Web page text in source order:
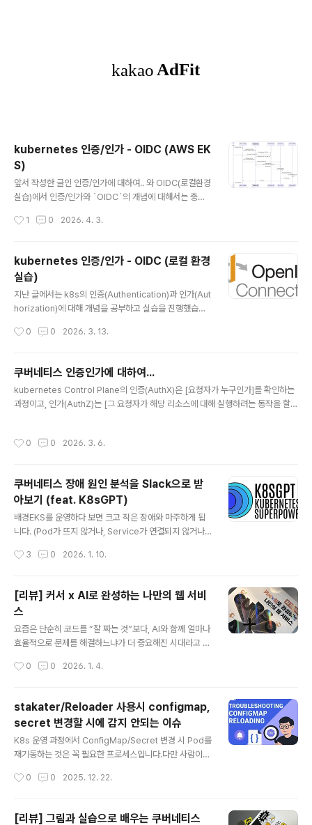
kubernetes 인증/인가 - OIDC (AWS EK
S)
앞서 작성한 글인 인증/인가에 대하여.. 와 OIDC(로컬환경
실습)에서 인증/인가와 `OIDC`의 개념에 대해서는 충분
경이다보니 실무에서 사용하듯이 외부 `idP`를 통한 인증/
환경에서 `OIDC`를 설정하여 사용자(개발자)가 `kubec
tl` 명령어로 `EKS Cluster`에 접근할 때에 허용된 리소
스에 접근할 수 있는 실습을 진행해보겠습니다. 실습 실습
환경 다이어그램전체적인 다이어그램은 위와 같습니다. 1.
`kubectl get nodes` 실행 2. `kubelogin`이 `Dex`
irec..
1 0 2026. 4. 3.
kubernetes 인증/인가 - OIDC (로컬 환경
실습)
지난 글에서는 k8s의 인증(Authentication)과 인가(Aut
horization)에 대해 개념을 공부하고 실습을 진행했습니
에 접근하거나 Devops 엔지니어가 `cluster` 상태를 확
k8s에 접근하는 경우가 많습니다. 이때, k8s는 OIDC(O
penID Connect)를 이용하여 외부 인증 시스템과 연동할
수 있습니다. OIDC(OpenID Connect) `OIDC`는 `O
Auth 2.0` 기반의 인증 프로토콜 입니다. OAuth 2.0과
0 0 2026. 3. 13.
쿠버네티스 인증인가에 대하여...
kubernetes Control Plane의 인증(AuthX)은 [요청자가 누구인가]를 확인하는
과정이고, 인가(AuthZ)는 [그 요청자가 해당 리소스에 대해 실행하려는 동작을 할
태 코드가 반환됩니다. 이러한 쿠버네티스의 인증/인가를 직접 실습해보면서 알아보
bernetes clsuter를 생성하여 진행할 것 이기에, 해당 ..
0 0 2026. 3. 6.
쿠버네티스 장애 원인 분석을 Slack으로 받
아보기 (feat. K8sGPT)
배경EKS를 운영하다 보면 크고 작은 장애와 마주하게 됩
니다. (Pod가 뜨지 않거나, Service가 연결되지 않거나, I
니다.) 보통 `kubectl describe`. `kubectl logs`, po
nager를 통해 알람을 확인하는 방식으로 문제의 원인을
파악합니다. 하지만 실제 운영 환경에서는 에러 원인은 여
러 리소스에 걸쳐 있고, 맥락을 종합해야 하는 경우가 많습
니다. AI를 활용해 Kubernetes 클러스터 운영을 조금 더
효율적으로 만들 수 없을까 고민하던 중, 문득 2024년 9
를 사용한다면 K8s..
3 0 2026. 1. 10.
[리뷰] 커서 ⅹ AI로 완성하는 나만의 웹 서비
스
요즘은 단순히 코드를 “잘 짜는 것”보다, AI와 함께 얼마나
효율적으로 문제를 해결하느냐가 더 중요해진 시대라고 느
죠. 저는 개인적으로 지금의 AI 흐름이 곧 5차 산업혁명의
니다. 최근에는 사내에서 n8n을 활용한 업무 자동화 사례
를 발표(링크)하기도 했고, AI를 활용한 Git commit me
ssage 자동 생성기(링크)를 직접 만들어보기도 했습니다.
DevOps 엔지니어로서 업무를 하다 보면, 하루 종일 코딩
코딩에 대해 늘 관심이 있었습니다. 커리어의 시작을 개발
0 0 2026. 1. 4.
stakater/Reloader 사용시 configmap,
secret 변경할 시에 감지 안되는 이슈
K8s 운영 과정에서 ConfigMap/Secret 변경 시 Pod를
재기동하는 것은 꼭 필요한 프로세스입니다.다만 사람이
checksum annotation(`checksum/config`) 방식으
0 0 2025. 12. 22.
[리뷰] 그림과 실습으로 배우는 쿠버네티스